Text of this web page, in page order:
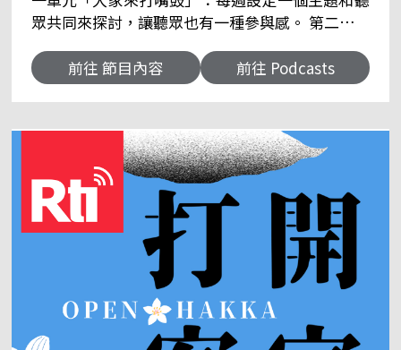
眾共同來探討，讓聽眾也有一種參與感。 第二單元
眾想表達的的意見，將在本單元中提出來和大家分
享與討論。 第三單元「空中熱線」：本台聽眾分布
外，更可藉此深入了解全球各地的鄉情。 第四單元
「點唱時間」：安排聽眾所喜愛的歌曲，讓節目更
輕鬆活潑與動聽。 📌臉書粉絲專頁👉央廣客家粉
絲團 📌聽眾信箱👇 來信資訊 郵寄地址｜臺灣
104237臺北市中山區北安路55號 中央廣播電臺 客
語節目 收 e-mail｜17rti@rti.org.tw
前往 節目內容 前往 Podcasts